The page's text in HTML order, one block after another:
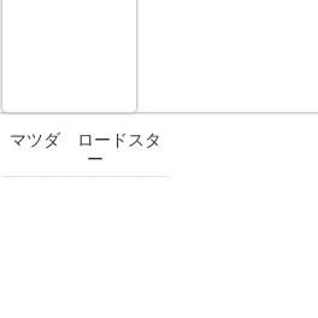
マツダ ロードスタ
ー